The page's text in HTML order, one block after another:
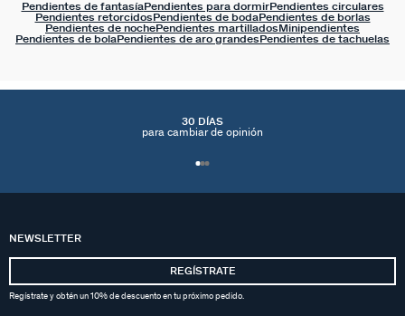
Pendientes de fantasíaPendientes para dormirPendientes circulares
Pendientes retorcidosPendientes de bodaPendientes de borlas
Pendientes de nochePendientes martilladosMinipendientes
Pendientes de bolaPendientes de aro grandesPendientes de tachuelas
30 DÍAS
para cambiar de opinión
NEWSLETTER
REGÍSTRATE
Regístrate y obtén un 10% de descuento en tu próximo pedido.